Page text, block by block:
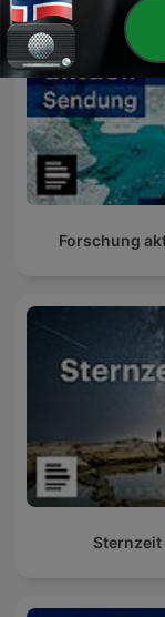
Forschung
Sternzeit